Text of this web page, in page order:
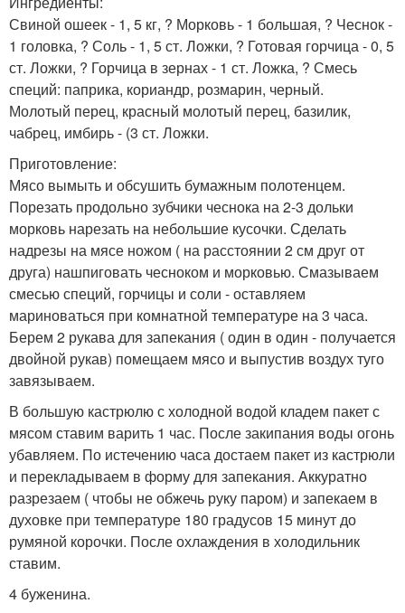
Свиной ошеек - 1, 5 кг, ? Морковь - 1 большая, ? Чеснок -
1 головка, ? Соль - 1, 5 ст. Ложки, ? Готовая горчица - 0, 5
ст. Ложки, ? Горчица в зернах - 1 ст. Ложка, ? Смесь
специй: паприка, кориандр, розмарин, черный.
Молотый перец, красный молотый перец, базилик,
чабрец, имбирь - (3 ст. Ложки.
Приготовление:
Мясо вымыть и обсушить бумажным полотенцем.
Порезать продольно зубчики чеснока на 2-3 дольки
морковь нарезать на небольшие кусочки. Сделать
надрезы на мясе ножом ( на расстоянии 2 см друг от
друга) нашпиговать чесноком и морковью. Смазываем
смесью специй, горчицы и соли - оставляем
мариноваться при комнатной температуре на 3 часа.
Берем 2 рукава для запекания ( один в один - получается
двойной рукав) помещаем мясо и выпустив воздух туго
завязываем.
В большую кастрюлю с холодной водой кладем пакет с
мясом ставим варить 1 час. После закипания воды огонь
убавляем. По истечению часа достаем пакет из кастрюли
и перекладываем в форму для запекания. Аккуратно
разрезаем ( чтобы не обжечь руку паром) и запекаем в
духовке при температуре 180 градусов 15 минут до
румяной корочки. После охлаждения в холодильник
ставим.
4 буженина.